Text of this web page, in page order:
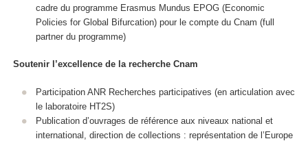
cadre du programme Erasmus Mundus EPOG (Economic
Policies for Global Bifurcation) pour le compte du Cnam (full
partner du programme)
Soutenir l’excellence de la recherche Cnam
Participation ANR Recherches participatives (en articulation avec
le laboratoire HT2S)
Publication d’ouvrages de référence aux niveaux national et
international, direction de collections : représentation de l’Europe